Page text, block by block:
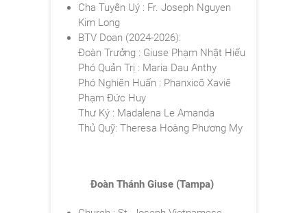
Cha Tuyên Uý : Fr. Joseph Nguyen
Kim Long
BTV Doan (2024-2026):
Đoàn Trưởng : Giuse Phạm Nhật Hiếu
Phó Quản Trị : Maria Dau Anthy
Phó Nghiên Huấn : Phanxicô Xaviê
Phạm Đức Huy
Thư Ký : Madalena Le Amanda
Thủ Quỹ: Theresa Hoàng Phương My
Đoàn Thánh Giuse (Tampa)